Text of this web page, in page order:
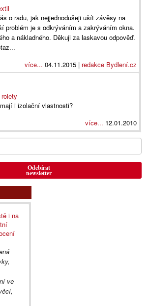
o radu, jak nejjednodušeji ušít závěsy na
problém je s odkrýváním a zakrýváním okna.
a nákladného. Děkuji za laskavou odpověď.
více... 04.11.2015 | redakce Bydlení.cz
i izolační vlastnosti?
více... 12.01.2010
Odebírat
newsletter
i na
ve